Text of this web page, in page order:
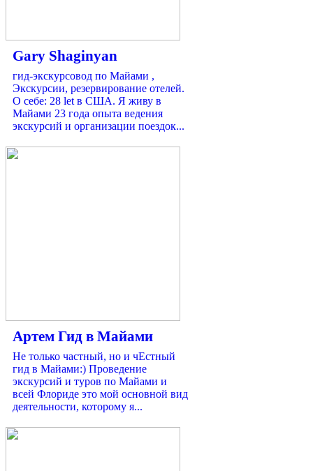
Gary Shaginyan
гид-экскурсовод по Майами ,
Экскурсии, резервирование отелей.
О себе: 28 let в США. Я живу в
Майами 23 года опыта ведения
экскурсий и организации поездок...
Артем Гид в Майами
Не только частный, но и чЕстный
гид в Майами:) Проведение
экскурсий и туров по Майами и
всей Флориде это мой основной вид
деятельности, которому я...